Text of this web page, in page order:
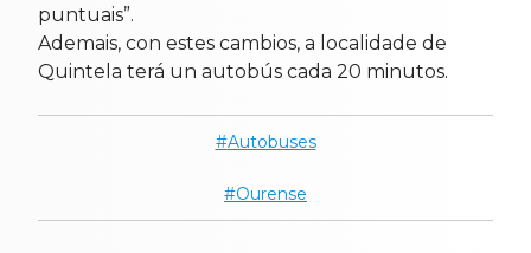
puntuais”.
Ademais, con estes cambios, a localidade de
Quintela terá un autobús cada 20 minutos.
Autobuses
Ourense